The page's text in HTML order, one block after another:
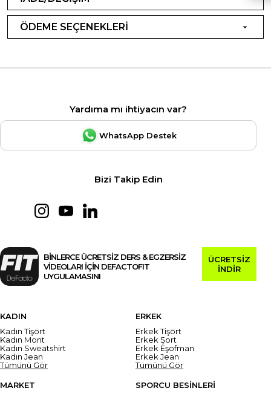
ÖDEME SEÇENEKLERİ
Yardıma mı ihtiyacın var?
WhatsApp Destek
Bizi Takip Edin
BİNLERCE ÜCRETSİZ DERS & EGZERSİZ
VİDEOLARI İÇİN DEFACTOFIT
UYGULAMASINI
ÜCRETSİZ
İNDİR
KADIN
Kadın Tişört
Kadın Mont
Kadın Sweatshirt
Kadın Jean
Tümünü Gör
ERKEK
Erkek Tişört
Erkek Şort
Erkek Eşofman
Erkek Jean
Tümünü Gör
MARKET
SPORCU BESİNLERİ